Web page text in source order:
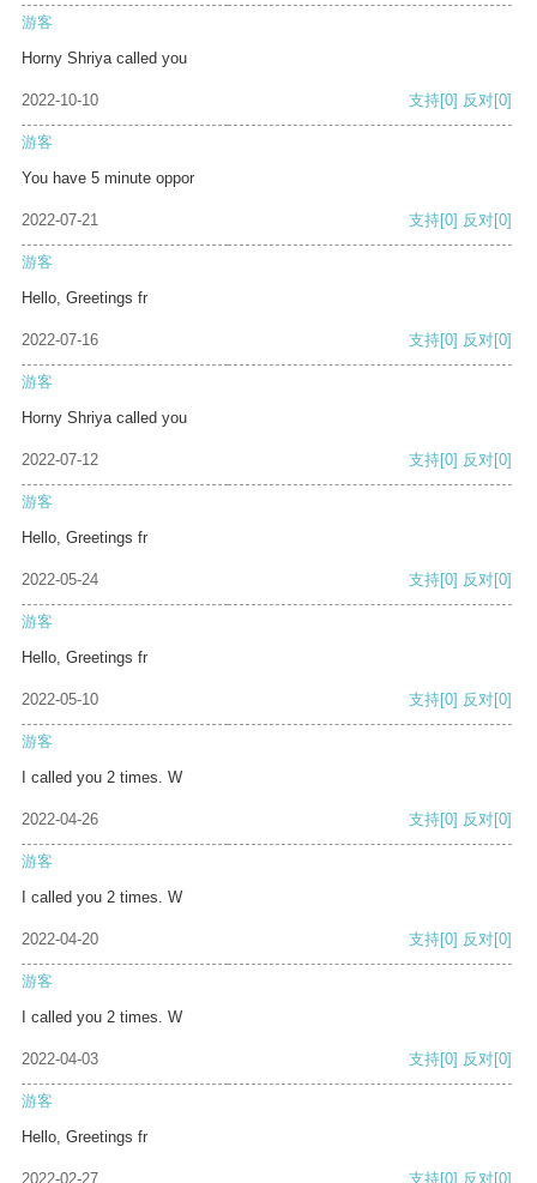
游客
Horny Shriya called you
2022-10-10 支持[0] 反对[0]
游客
You have 5 minute oppor
2022-07-21 支持[0] 反对[0]
游客
Hello, Greetings fr
2022-07-16 支持[0] 反对[0]
游客
Horny Shriya called you
2022-07-12 支持[0] 反对[0]
游客
Hello, Greetings fr
2022-05-24 支持[0] 反对[0]
游客
Hello, Greetings fr
2022-05-10 支持[0] 反对[0]
游客
I called you 2 times. W
2022-04-26 支持[0] 反对[0]
游客
I called you 2 times. W
2022-04-20 支持[0] 反对[0]
游客
I called you 2 times. W
2022-04-03 支持[0] 反对[0]
游客
Hello, Greetings fr
2022-02-27 支持[0] 反对[0]